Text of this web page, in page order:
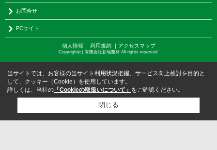
お問合せ
PCサイト
個人情報 利用規約｜ アクセスマップ
Copyright(c) 有限会社新地開発 All rights reserved.
当サイトでは、お客様の当サイト利用状況把握、サービス向上検討を目的と
して、クッキー（Cookie）を使用しています。
詳しくは、当社の 「Cookieの取扱いについて」 をご確認ください。
閉じる